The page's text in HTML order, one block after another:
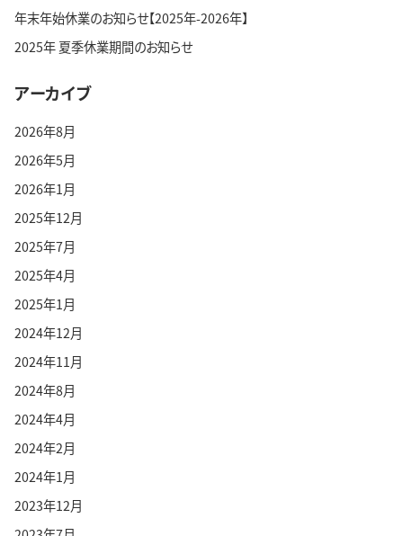
年末年始休業のお知らせ【2025年-2026年】
2025年 夏季休業期間のお知らせ
アーカイブ
2026年8月
2026年5月
2026年1月
2025年12月
2025年7月
2025年4月
2025年1月
2024年12月
2024年11月
2024年8月
2024年4月
2024年2月
2024年1月
2023年12月